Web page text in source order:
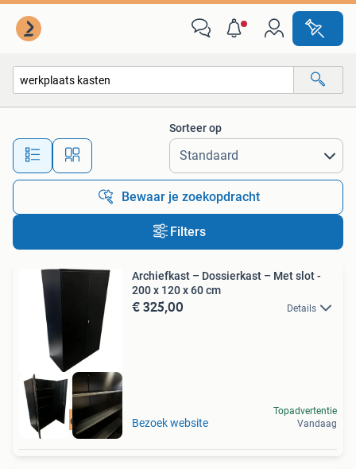
Alle afstanden…
Sorteer op
Bewaar je zoekopdracht
Filters
Gratis levering
Archiefkast – Dossierkast – Met slot -
200 x 120 x 60 cm
€ 325,00 Details
Bezoek website
Topadvertentie
Vandaag